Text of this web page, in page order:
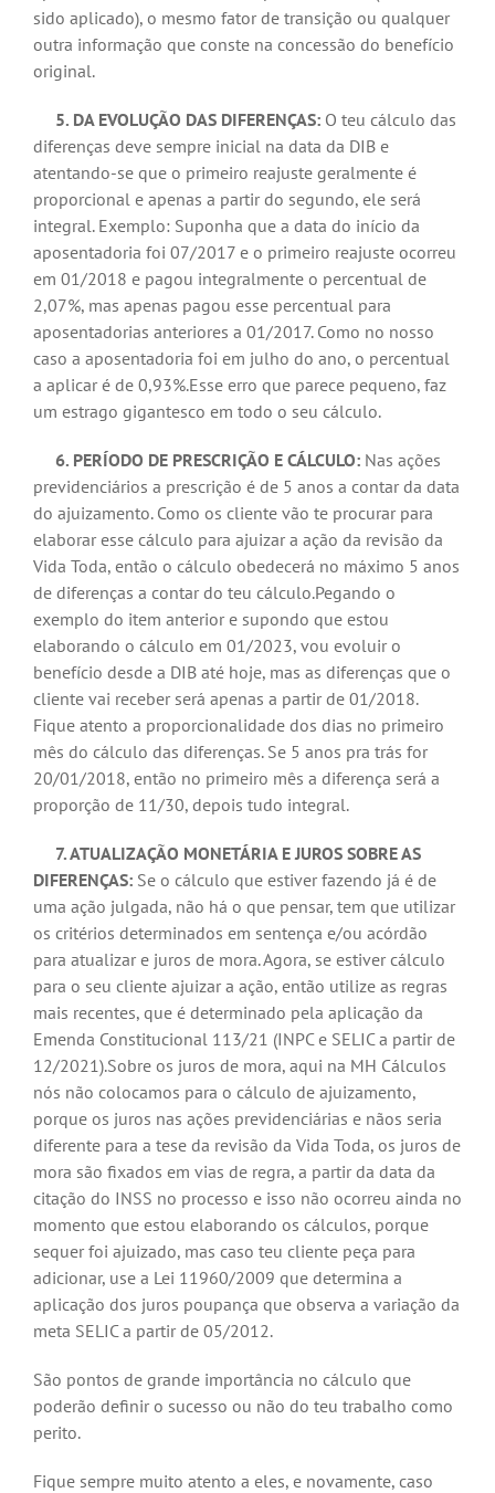
sido aplicado), o mesmo fator de transição ou qualquer
outra informação que conste na concessão do benefício
original.
5. DA EVOLUÇÃO DAS DIFERENÇAS:O teu cálculo das
diferenças deve sempre inicial na data da DIB e
atentando-se que o primeiro reajuste geralmente é
proporcional e apenas a partir do segundo, ele será
integral. Exemplo: Suponha que a data do início da
aposentadoria foi 07/2017 e o primeiro reajuste ocorreu
em 01/2018 e pagou integralmente o percentual de
2,07%, mas apenas pagou esse percentual para
aposentadorias anteriores a 01/2017. Como no nosso
caso a aposentadoria foi em julho do ano, o percentual
a aplicar é de 0,93%.Esse erro que parece pequeno, faz
um estrago gigantesco em todo o seu cálculo.
6. PERÍODO DE PRESCRIÇÃO E CÁLCULO:Nas ações
previdenciários a prescrição é de 5 anos a contar da data
do ajuizamento. Como os cliente vão te procurar para
elaborar esse cálculo para ajuizar a ação da revisão da
Vida Toda, então o cálculo obedecerá no máximo 5 anos
de diferenças a contar do teu cálculo.Pegando o
exemplo do item anterior e supondo que estou
elaborando o cálculo em 01/2023, vou evoluir o
benefício desde a DIB até hoje, mas as diferenças que o
cliente vai receber será apenas a partir de 01/2018.
Fique atento a proporcionalidade dos dias no primeiro
mês do cálculo das diferenças. Se 5 anos pra trás for
20/01/2018, então no primeiro mês a diferença será a
proporção de 11/30, depois tudo integral.
7. ATUALIZAÇÃO MONETÁRIA E JUROS SOBRE AS
DIFERENÇAS:Se o cálculo que estiver fazendo já é de
uma ação julgada, não há o que pensar, tem que utilizar
os critérios determinados em sentença e/ou acórdão
para atualizar e juros de mora. Agora, se estiver cálculo
para o seu cliente ajuizar a ação, então utilize as regras
mais recentes, que é determinado pela aplicação da
Emenda Constitucional 113/21 (INPC e SELIC a partir de
12/2021).Sobre os juros de mora, aqui na MH Cálculos
nós não colocamos para o cálculo de ajuizamento,
porque os juros nas ações previdenciárias e nãos seria
diferente para a tese da revisão da Vida Toda, os juros de
mora são fixados em vias de regra, a partir da data da
citação do INSS no processo e isso não ocorreu ainda no
momento que estou elaborando os cálculos, porque
sequer foi ajuizado, mas caso teu cliente peça para
adicionar, use a Lei 11960/2009 que determina a
aplicação dos juros poupança que observa a variação da
meta SELIC a partir de 05/2012.
São pontos de grande importância no cálculo que
poderão definir o sucesso ou não do teu trabalho como
perito.
Fique sempre muito atento a eles, e novamente, caso